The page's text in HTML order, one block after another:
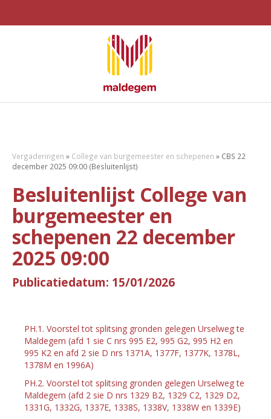
Vergaderingen » College van burgemeester en schepenen » CBS 22
december 2025 09:00 (Besluitenlijst)
Besluitenlijst College van
burgemeester en
schepenen 22 december
2025 09:00
Publicatiedatum: 15/01/2026
PH.1. Voorstel tot splitsing gronden gelegen Urselweg te
Maldegem (afd 1 sie C nrs 995 E2, 995 G2, 995 H2 en
995 K2 en afd 2 sie D nrs 1371A, 1377F, 1377K, 1378L,
1378M en 1996A)
PH.2. Voorstel tot splitsing gronden gelegen Urselweg te
Maldegem (afd 2 sie D nrs 1329 B2, 1329 C2, 1329 D2,
1331G, 1332G, 1337E, 1338S, 1338V, 1338W en 1339E)